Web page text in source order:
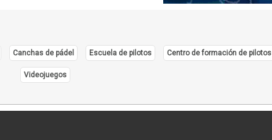
Canchas de pádel Escuela de pilotos Centro de formación de pilotos
Videojuegos